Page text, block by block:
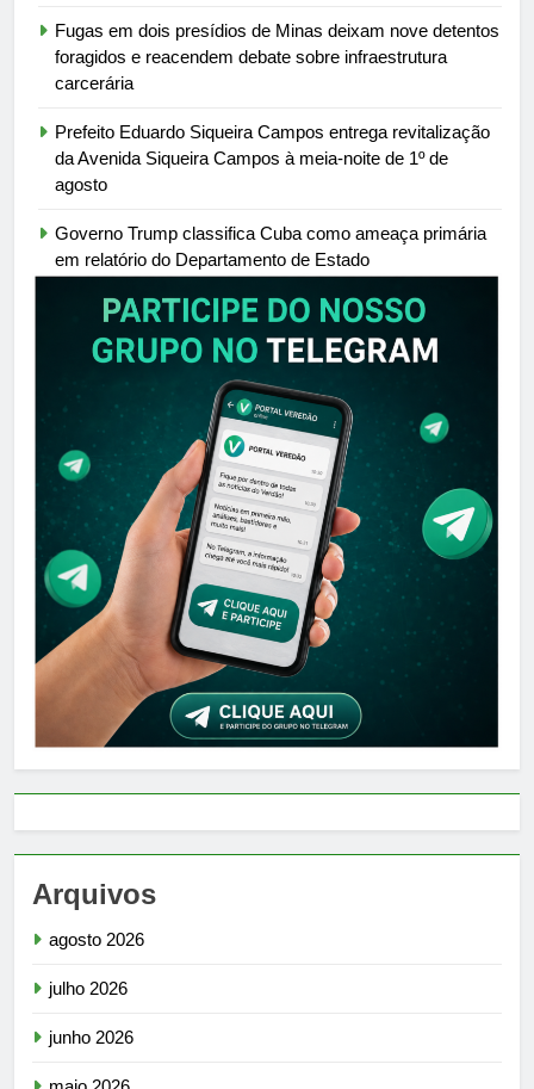
Fugas em dois presídios de Minas deixam nove detentos
foragidos e reacendem debate sobre infraestrutura
carcerária
Prefeito Eduardo Siqueira Campos entrega revitalização
da Avenida Siqueira Campos à meia-noite de 1º de
agosto
Governo Trump classifica Cuba como ameaça primária
em relatório do Departamento de Estado
Arquivos
agosto 2026
julho 2026
junho 2026